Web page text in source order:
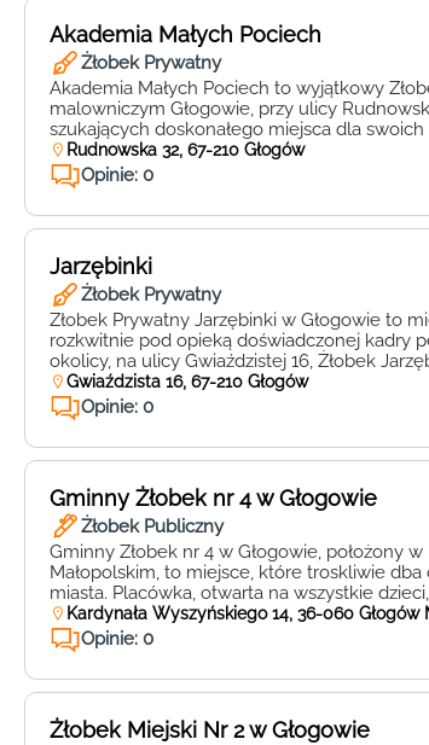
Akademia Małych Pociech
Żłobek Prywatny
Akademia Małych Pociech to wyjątkowy
malowniczym Głogowie, przy ulicy
szukających doskonałego miejsca dla
edukacyjna staje się prawdziwym odkryciem.
priorytetem jest troska, miłość i wsparcie dla
pociechy mogą rozwijać się w przyjaznej […]
Rudnowska 32, 67-210 Głogów
Opinie: 0
Jarzębinki
Żłobek Prywatny
Żłobek Prywatny Jarzębinki w Głogowie to
rozkwitnie pod opieką doświadczonej kadry
okolicy, na ulicy Gwiaździstej 16, Żłobek
maluchów, które pragną rozwijać się w
placówce Jarzębinki dbałość o
Oprócz opieki podstawowej, placówka oferuje
Gwiaździsta 16, 67-210 Głogów
Opinie: 0
Gminny Żłobek nr 4 w Głogowie
Żłobek Publiczny
Gminny Żłobek nr 4 w Głogowie, położony
Małopolskim, to miejsce, które troskliwie
miasta. Placówka, otwarta na wszystkie
wyjątkowego miejsca, w którym ich pociechy
przyjaznej i kreatywnej atmosferze. Gminny
miejsce opieki, […]
Kardynała Wyszyńskiego 14, 36-060 Głogów
Opinie: 0
Żłobek Miejski Nr 2 w Głogowie